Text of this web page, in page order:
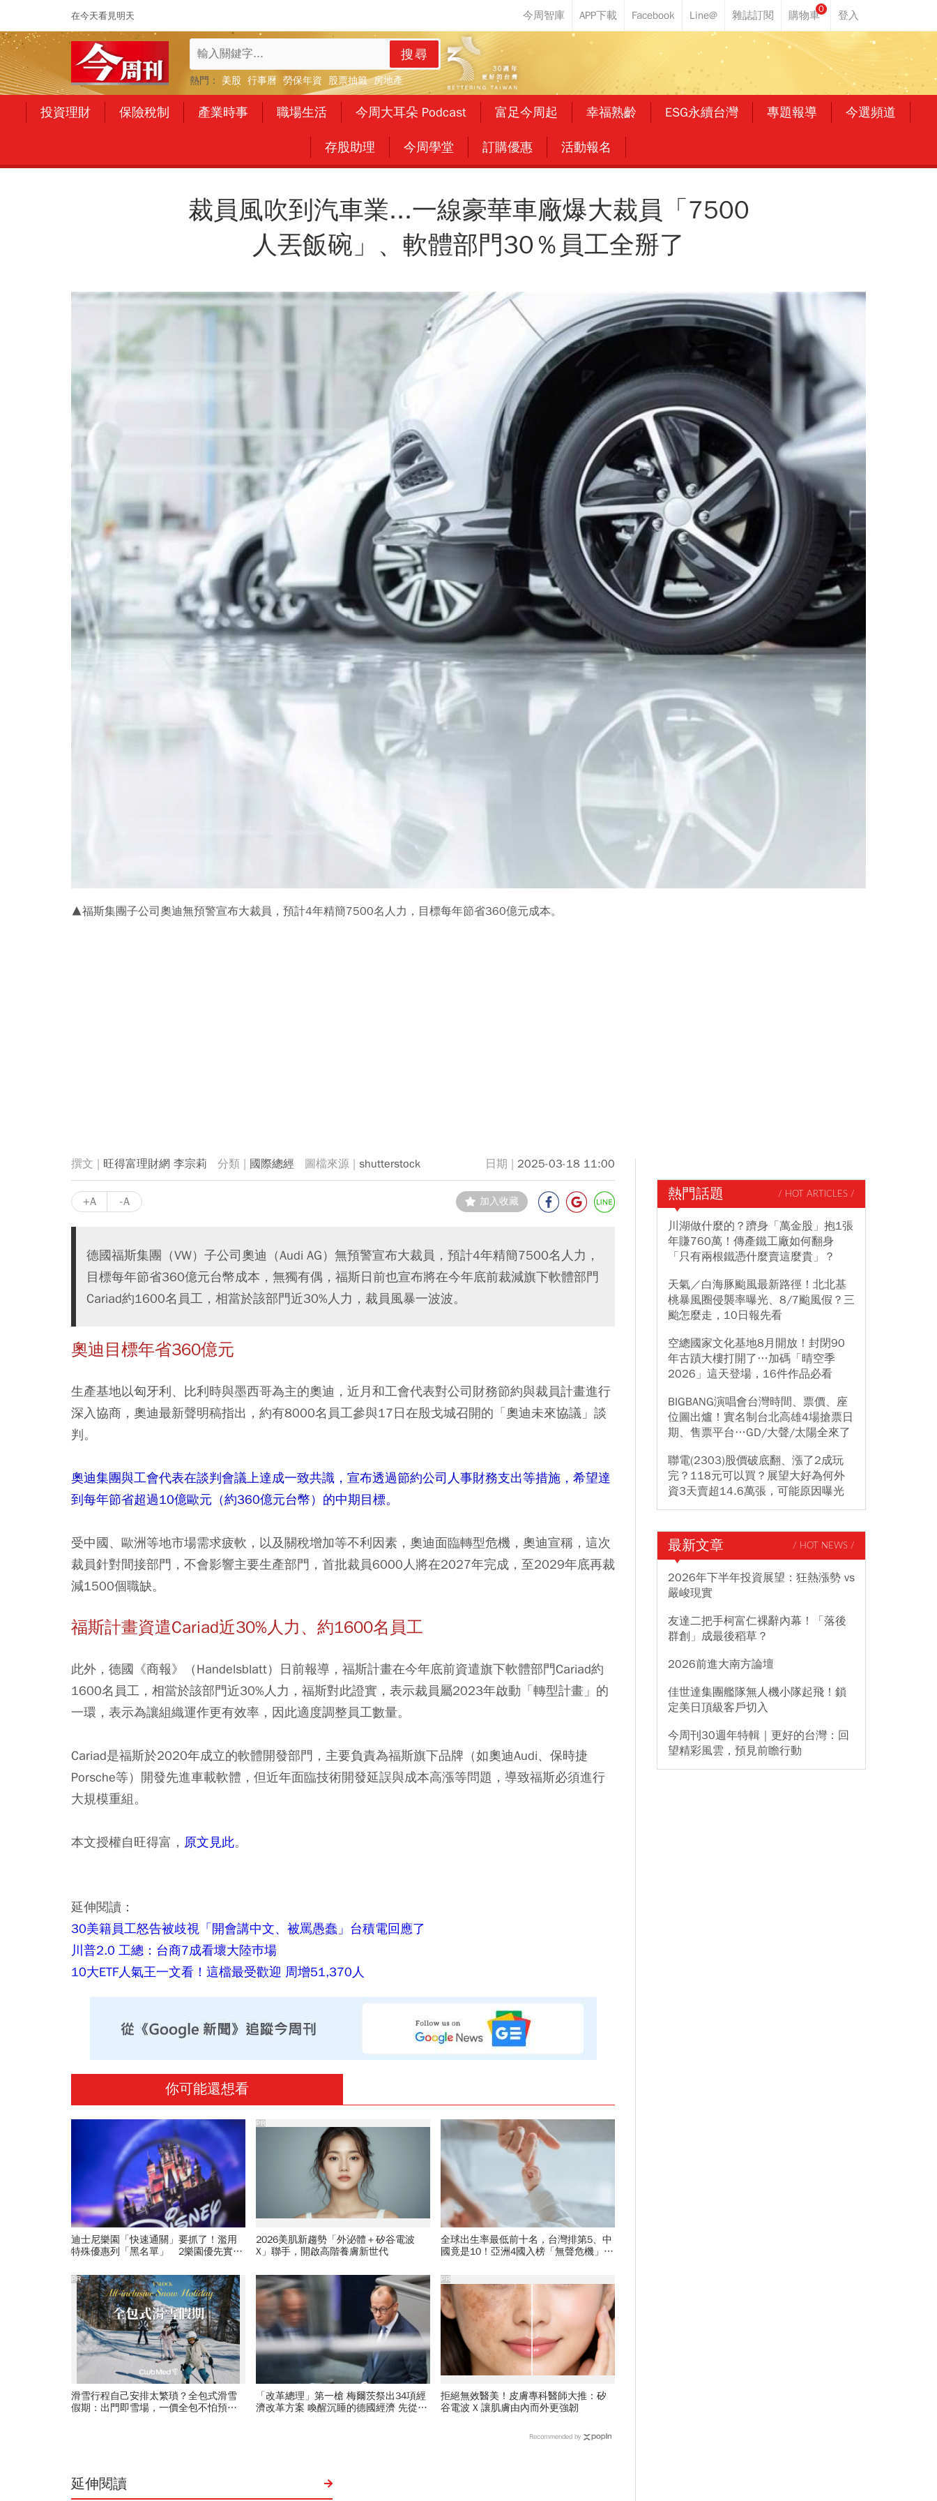
在今天看見明天
0
搜尋
熱門： 美股 行事曆 勞保年資 股票抽籤 房地產
投資理財 保險稅制 產業時事 職場生活 今周大耳朵 Podcast 富足今周起 幸福熟齡 ESG永續台灣 專題報導 今選頻道
存股助理 今周學堂 訂購優惠 活動報名
裁員風吹到汽車業...一線豪華車廠爆大裁員「7500
人丟飯碗」、軟體部門30％員工全掰了
▲福斯集團子公司奧迪無預警宣布大裁員，預計4年精簡7500名人力，目標每年節省360億元成本。
旺得富理財網 李宗莉 國際總經 shutterstock 2025-03-18 11:00
+A -A 加入收藏
德國福斯集團（VW）子公司奧迪（Audi AG）無預警宣布大裁員，預計4年精簡7500名人力，
目標每年節省360億元台幣成本，無獨有偶，福斯日前也宣布將在今年底前裁減旗下軟體部門
Cariad約1600名員工，相當於該部門近30%人力，裁員風暴一波波。
奧迪目標年省360億元
生產基地以匈牙利、比利時與墨西哥為主的奧迪，近月和工會代表對公司財務節約與裁員計畫進行
深入協商，奧迪最新聲明稿指出，約有8000名員工參與17日在殷戈城召開的「奧迪未來協議」談
判。
奧迪集團與工會代表在談判會議上達成一致共識，宣布透過節約公司人事財務支出等措施，希望達
到每年節省超過10億歐元（約360億元台幣）的中期目標。
受中國、歐洲等地市場需求疲軟，以及關稅增加等不利因素，奧迪面臨轉型危機，奧迪宣稱，這次
裁員針對間接部門，不會影響主要生產部門，首批裁員6000人將在2027年完成，至2029年底再裁
減1500個職缺。
福斯計畫資遣Cariad近30%人力、約1600名員工
此外，德國《商報》（Handelsblatt）日前報導，福斯計畫在今年底前資遣旗下軟體部門Cariad約
1600名員工，相當於該部門近30%人力，福斯對此證實，表示裁員屬2023年啟動「轉型計畫」的
一環，表示為讓組織運作更有效率，因此適度調整員工數量。
Cariad是福斯於2020年成立的軟體開發部門，主要負責為福斯旗下品牌（如奧迪Audi、保時捷
Porsche等）開發先進車載軟體，但近年面臨技術開發延誤與成本高漲等問題，導致福斯必須進行
大規模重組。
本文授權自旺得富， 原文見此。
延伸閱讀：
30美籍員工怒告被歧視「開會講中文、被罵愚蠢」台積電回應了
川普2.0 工總：台商7成看壞大陸巿場
10大ETF人氣王一文看！這檔最受歡迎 周增51,370人
你可能還想看
迪士尼樂園「快速通關」要抓了！濫用
特殊優惠列「黑名單」 2樂園優先實
2026美肌新趨勢「外泌體＋矽谷電波
X」聯手，開啟高階養膚新世代
PR
全球出生率最低前十名，台灣排第5、中
國竟是10！亞洲4國入榜「無聲危機」，
滑雪行程自己安排太繁瑣？全包式滑雪
假期：出門即雪場，一價全包不怕預算
PR
「改革總理」第一槍 梅爾茨祭出34項經
濟改革方案 喚醒沉睡的德國經濟 先從
拒絕無效醫美！皮膚專科醫師大推：矽
谷電波 X 讓肌膚由內而外更強韌
PR
Recommended by
延伸閱讀
熱門話題 / HOT ARTICLES /
川湖做什麼的？躋身「萬金股」抱1張
年賺760萬！傳產鐵工廠如何翻身
「只有兩根鐵憑什麼賣這麼貴」？
天氣／白海豚颱風最新路徑！北北基
桃暴風圈侵襲率曝光、8/7颱風假？三
颱怎麼走，10日報先看
空總國家文化基地8月開放！封閉90
年古蹟大樓打開了…加碼「晴空季
2026」這天登場，16件作品必看
BIGBANG演唱會台灣時間、票價、座
位圖出爐！實名制台北高雄4場搶票日
期、售票平台…GD/大聲/太陽全來了
聯電(2303)股價破底翻、漲了2成玩
完？118元可以買？展望大好為何外
資3天賣超14.6萬張，可能原因曝光
最新文章 / HOT NEWS /
2026年下半年投資展望：狂熱漲勢 vs
嚴峻現實
友達二把手柯富仁裸辭內幕！「落後
群創」成最後稻草？
2026前進大南方論壇
佳世達集團艦隊無人機小隊起飛！鎖
定美日頂級客戶切入
今周刊30週年特輯｜更好的台灣：回
望精彩風雲，預見前瞻行動